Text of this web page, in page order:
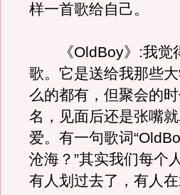
样一首歌给自己。
《OldBoy》:我觉
歌。它是送给我那些
么的都有，但聚会的
名，见面后还是张嘴
爱。有一句歌词
沧海？”其实我们每个
有人划过去了，有人在